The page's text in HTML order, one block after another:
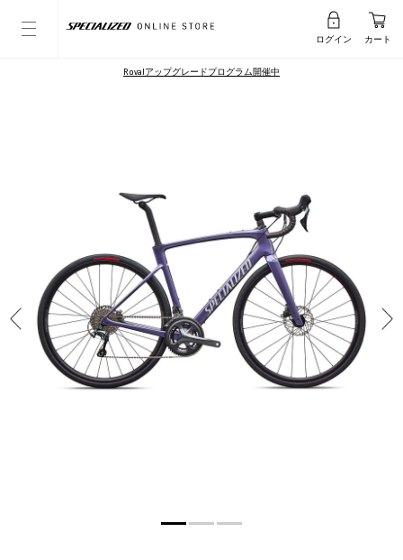
ログイン カート
Rovalアップグレードプログラム開催中